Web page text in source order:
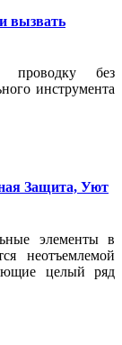
вызвать
проводку без
инструмента
Защита, Уют
элементы в
неотъемлемой
целый ряд